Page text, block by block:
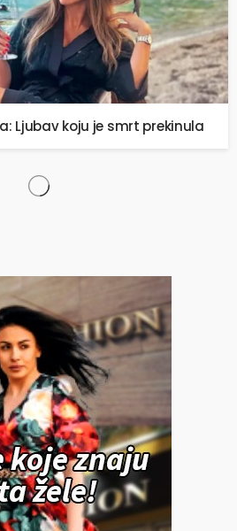
Ljubav koju je smrt prekinula